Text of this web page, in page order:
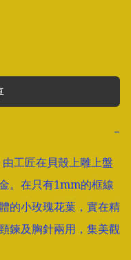
−
工匠在貝殼上雕上盤
。在只有1mm的框線
的小玫瑰花葉，實在精
鍊及胸針兩用，集美觀